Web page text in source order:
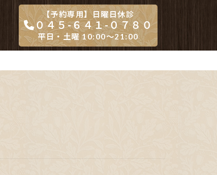
【予約専用】日曜日休診
０４５-６４１-０７８０
平日・土曜 10:00～21:00